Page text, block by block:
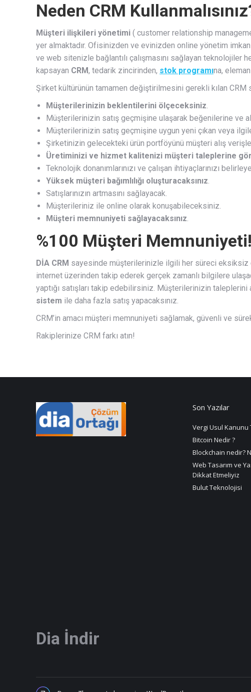
Neden CRM
Müşteri ilişkileri yönetimi ( customer relationship
yer almaktadır. Ofisinizden ve evinizden online yönetim
ve web sitenizle bağlantılı çalışmasını sağlayan teknolojiler
kapsayan CRM, tedarik zincirinden, stok programına,
Şirket kültürünün tamamen değiştirilmesini gerekli kılan CRM
Müşterilerinizin beklentilerini ölçeceksiniz.
Müşterilerinizin satış geçmişine ulaşarak beğenilerine ve
Müşterilerinizin satış geçmişine uygun yeni çıkan veya
Şirketinizin gelecekteki ürün portföyünü müşteri alış
Üretiminizi ve hizmet kalitenizi müşteri taleplerine
Teknolojik donanımlarınızı ve çalışan ihtiyaçlarınızı
Yüksek müşteri bağımlılığı oluşturacaksınız.
Satışlarınızın artmasını sağlayacak.
Müşterileriniz ile online olarak konuşabileceksiniz.
Müşteri memnuniyeti sağlayacaksınız.
%100 Müşteri Memnuniyeti!
DİA CRM sayesinde müşterilerinizle ilgili her süreci eksiksiz
internet üzerinden takip ederek gerçek zamanlı bilgilere
yaptığı satışları takip edebilirsiniz. Müşterilerinizin taleplerini
sistem ile daha fazla satış yapacaksınız.
CRM’in amacı müşteri memnuniyeti sağlamak, güvenli ve
Rakiplerinize CRM farkı atın!
Son Yazılar
Vergi Usul Kanunu
Bitcoin Nedir ?
Blockchain nedir?
Web Tasarım ve
Dikkat Etmeliyiz
Bulut Teknolojisi
Dia İndir